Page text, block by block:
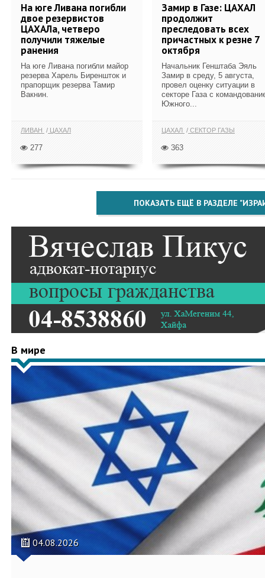
На юге Ливана погибли
двое резервистов
ЦАХАЛа, четверо
получили тяжелые
ранения
На юге Ливана погибли майор
резерва Харель Биреншток и
прапорщик резерва Тамир
Вакнин.
ЛИВАН ЦАХАЛ
277
Замир в Газе: ЦАХАЛ
продолжит
преследовать всех
причастных к резне 7
октября
Начальник Генштаба Эяль
Замир в среду, 5 августа,
провел оценку ситуации в
секторе Газа с
Южного...
ЦАХАЛ СЕКТОР ГАЗЫ
363
ПОКАЗАТЬ ЕЩЁ В РАЗДЕЛЕ
В мире
04.08.2026